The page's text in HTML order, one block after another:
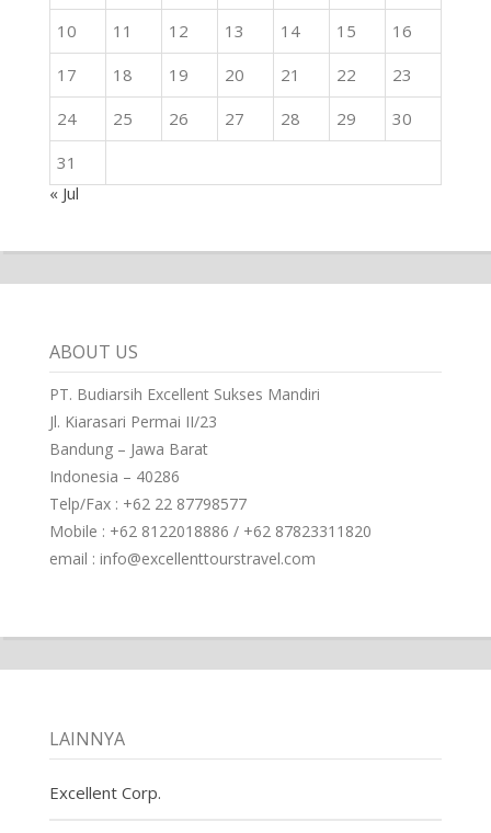
10
11 12 13 14 15
16
17
18 19 20 21 22
23
24
25 26 27 28 29
30
31
« Jul
ABOUT US
PT. Budiarsih Excellent Sukses Mandiri
Jl. Kiarasari Permai II/23
Bandung – Jawa Barat
Indonesia – 40286
Telp/Fax : +62 22 87798577
Mobile : +62 8122018886 / +62 87823311820
email : info@excellenttourstravel.com
LAINNYA
Excellent Corp.